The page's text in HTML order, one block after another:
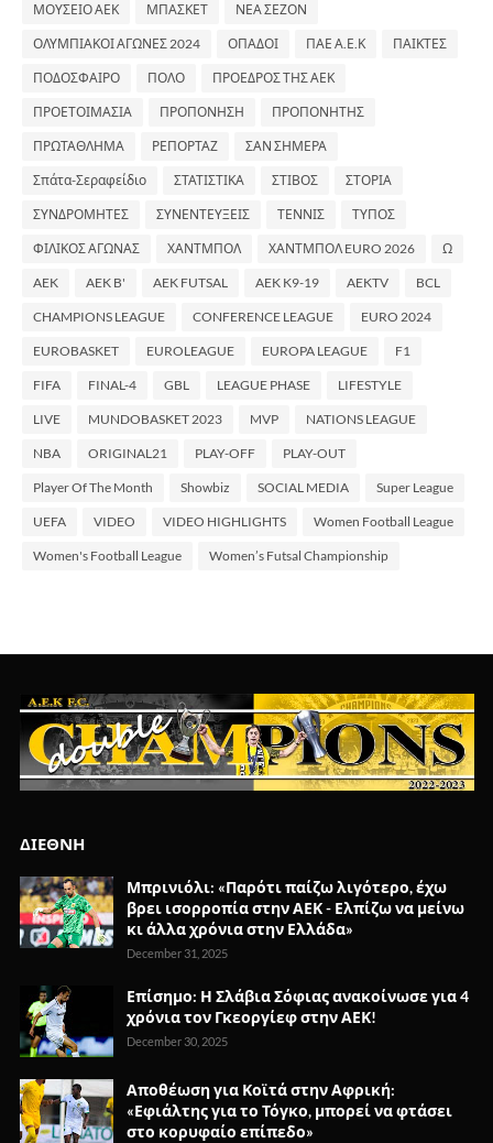
ΜΟΥΣΕΙΟ ΑΕΚ ΜΠΑΣΚΕΤ ΝΕΑ ΣΕΖΟΝ
ΟΛΥΜΠΙΑΚΟΙ ΑΓΩΝΕΣ 2024 ΟΠΑΔΟΙ ΠΑΕ Α.Ε.Κ ΠΑΙΚΤΕΣ
ΠΟΔΟΣΦΑΙΡΟ ΠΟΛΟ ΠΡΟΕΔΡΟΣ ΤΗΣ ΑΕΚ
ΠΡΟΕΤΟΙΜΑΣΙΑ ΠΡΟΠΟΝΗΣΗ ΠΡΟΠΟΝΗΤΗΣ
ΠΡΩΤΑΘΛΗΜΑ ΡΕΠΟΡΤΑΖ ΣΑΝ ΣΗΜΕΡΑ
Σπάτα-Σεραφείδιο ΣΤΑΤΙΣΤΙΚΑ ΣΤΙΒΟΣ ΣΤΟΡΙΑ
ΣΥΝΔΡΟΜΗΤΕΣ ΣΥΝΕΝΤΕΥΞΕΙΣ ΤΕΝΝΙΣ ΤΥΠΟΣ
ΦΙΛΙΚΟΣ ΑΓΩΝΑΣ ΧΑΝΤΜΠΟΛ ΧΑΝΤΜΠΟΛ EURO 2026 Ω
AEK AEK B' AEK FUTSAL AEK K9-19 AEKTV BCL
CHAMPIONS LEAGUE CONFERENCE LEAGUE EURO 2024
EUROBASKET EUROLEAGUE EUROPA LEAGUE F1
FIFA FINAL-4 GBL LEAGUE PHASE LIFESTYLE
LIVE MUNDOBASKET 2023 MVP NATIONS LEAGUE
NBA ORIGINAL21 PLAY-OFF PLAY-OUT
Player Of The Month Showbiz SOCIAL MEDIA Super League
UEFA VIDEO VIDEO HIGHLIGHTS Women Football League
Women's Football League Women’s Futsal Championship
ΔΙΕΘΝΗ
Μπρινιόλι: «Παρότι παίζω λιγότερο, έχω
βρει ισορροπία στην ΑΕΚ - Ελπίζω να μείνω
κι άλλα χρόνια στην Ελλάδα»
December 31, 2025
Επίσημο: Η Σλάβια Σόφιας ανακοίνωσε για 4
χρόνια τον Γκεοργίεφ στην ΑΕΚ!
December 30, 2025
Αποθέωση για Κοϊτά στην Αφρική:
«Εφιάλτης για το Τόγκο, μπορεί να φτάσει
στο κορυφαίο επίπεδο»